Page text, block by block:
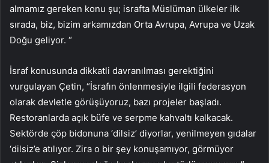
almamız gereken konu şu; israfta Müslüman ülkeler ilk
sırada, biz, bizim arkamızdan Orta Avrupa, Avrupa ve Uzak
Doğu geliyor. “
İsraf konusunda dikkatli davranılması gerektiğini
vurgulayan Çetin, “İsrafın önlenmesiyle ilgili federasyon
olarak devletle görüşüyoruz, bazı projeler başladı.
Restoranlarda açık büfe ve serpme kahvaltı kalkacak.
Sektörde çöp bidonuna ‘dilsiz’ diyorlar, yenilmeyen gıdalar
‘dilsiz’e atılıyor. Zira o bir şey konuşamıyor, görmüyor